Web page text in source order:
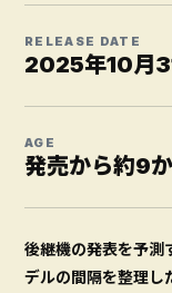
RELEASE DATE
2025年10月
AGE
発売から約9
後継機の発表を予測
デルの間隔を整理し